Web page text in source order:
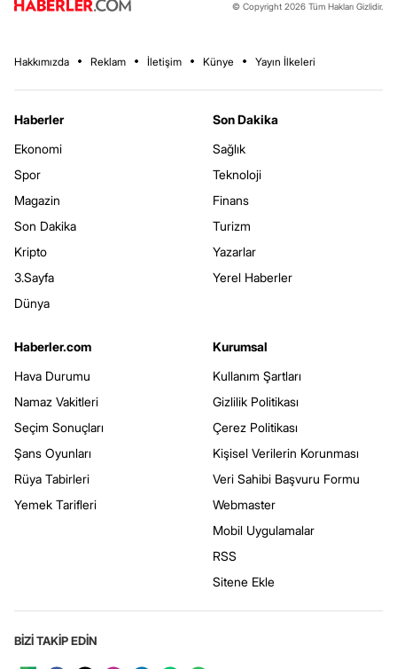
© Copyright 2026 Tüm Hakları Gizlidir.
Hakkımızda Reklam İletişim Künye Yayın İlkeleri
Haberler
Ekonomi
Spor
Magazin
Son Dakika
Kripto
3.Sayfa
Dünya
Son Dakika
Sağlık
Teknoloji
Finans
Turizm
Yazarlar
Yerel Haberler
Haberler.com
Hava Durumu
Namaz Vakitleri
Seçim Sonuçları
Şans Oyunları
Rüya Tabirleri
Yemek Tarifleri
Kurumsal
Kullanım Şartları
Gizlilik Politikası
Çerez Politikası
Kişisel Verilerin Korunması
Veri Sahibi Başvuru Formu
Webmaster
Mobil Uygulamalar
RSS
Sitene Ekle
BİZİ TAKİP EDİN